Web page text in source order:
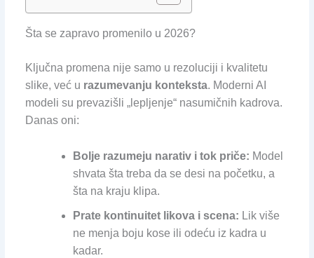
Šta se zapravo promenilo u 2026?
Ključna promena nije samo u rezoluciji i kvalitetu
slike, već u razumevanju konteksta. Moderni AI
modeli su prevazišli „lepljenje“ nasumičnih kadrova.
Danas oni:
Bolje razumeju narativ i tok priče: Model
shvata šta treba da se desi na početku, a
šta na kraju klipa.
Prate kontinuitet likova i scena: Lik više
ne menja boju kose ili odeću iz kadra u
kadar.